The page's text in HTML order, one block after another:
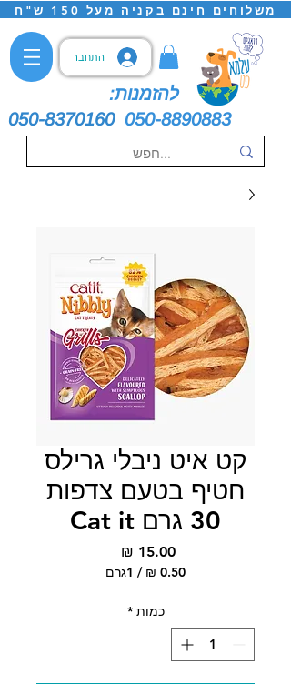
משלוחים חינם בקניה מעל 150 ש"ח
התחבר
להזמנות:
050-8370160 050-8890883
קט איט ניבלי גרילס
חטיף בטעם צדפות
30 גרם Cat it
‏15.00 ‏₪
/ 1גרם
לכלכמות *